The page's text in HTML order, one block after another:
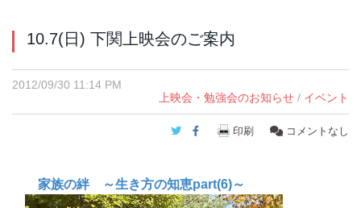
10.7(日) 下関上映会のご案内
2012/09/30 11:14 PM
上映会・勉強会のお知らせ / イベント
Twitter
Facebook
印刷 コメントなし
家族の絆 ～生き方の知恵part(6)～